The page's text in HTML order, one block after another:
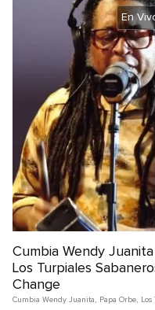
En
Cumbia Wendy
Los Turpiales
Change
Cumbia Wendy Juanita , Papa Orbe,